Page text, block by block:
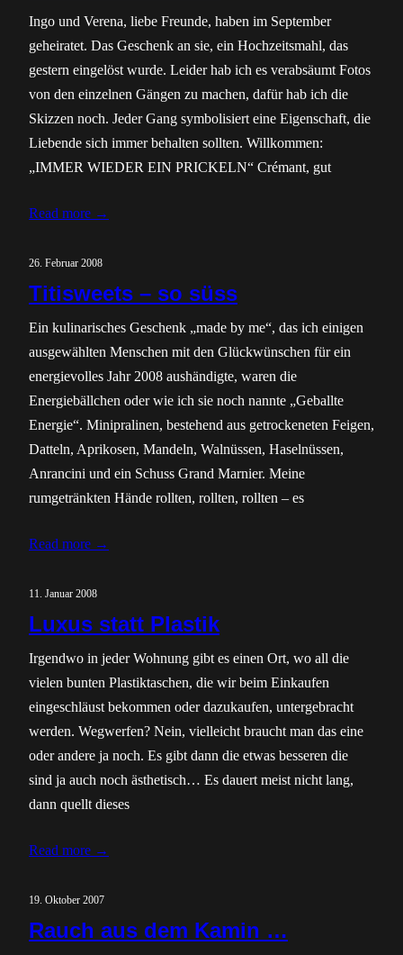
Ingo und Verena, liebe Freunde, haben im September
geheiratet. Das Geschenk an sie, ein Hochzeitsmahl, das
gestern eingelöst wurde. Leider hab ich es verabsäumt Fotos
von den einzelnen Gängen zu machen, dafür hab ich die
Skizzen noch. Jeder Gang symbolisiert eine Eigenschaft, die
Liebende sich immer behalten sollten. Willkommen:
„IMMER WIEDER EIN PRICKELN“ Crémant, gut
Read more →
26. Februar 2008
Titisweets – so süss
Ein kulinarisches Geschenk „made by me“, das ich einigen
ausgewählten Menschen mit den Glückwünschen für ein
energievolles Jahr 2008 aushändigte, waren die
Energiebällchen oder wie ich sie noch nannte „Geballte
Energie“. Minipralinen, bestehend aus getrockeneten Feigen,
Datteln, Aprikosen, Mandeln, Walnüssen, Haselnüssen,
Anrancini und ein Schuss Grand Marnier. Meine
rumgetränkten Hände rollten, rollten, rollten – es
Read more →
11. Januar 2008
Luxus statt Plastik
Irgendwo in jeder Wohnung gibt es einen Ort, wo all die
vielen bunten Plastiktaschen, die wir beim Einkaufen
eingeschläust bekommen oder dazukaufen, untergebracht
werden. Wegwerfen? Nein, vielleicht braucht man das eine
oder andere ja noch. Es gibt dann die etwas besseren die
sind ja auch noch ästhetisch… Es dauert meist nicht lang,
dann quellt dieses
Read more →
19. Oktober 2007
Rauch aus dem Kamin …